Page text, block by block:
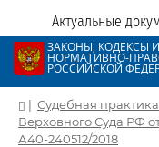
Актуальные
ЗАКОНЫ, КОДЕКСЫ И
НОРМАТИВНО-
РОССИЙСКОЙ
| Судебная
Верховного Суда РФ
А40-240512/2018